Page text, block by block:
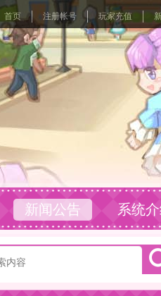
首页 注册帐号 玩家充值
新闻公告
系统